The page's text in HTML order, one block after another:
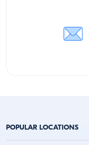
POPULAR LOCATIONS